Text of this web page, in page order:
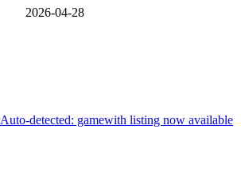
2026-04-28
Auto-detected: gamewith listing now available